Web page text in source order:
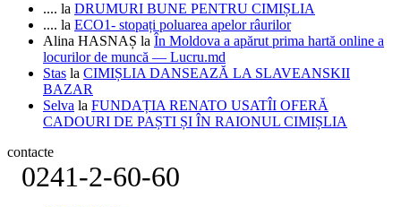
.... la DRUMURI BUNE PENTRU CIMIȘLIA
.... la ECO1- stopați poluarea apelor râurilor
Alina HASNAȘ la În Moldova a apărut prima hartă online a
locurilor de muncă — Lucru.md
Stas la CIMIȘLIA DANSEAZĂ LA SLAVEANSKII
BAZAR
Selva la FUNDAȚIA RENATO USATÎI OFERĂ
CADOURI DE PAȘTI ȘI ÎN RAIONUL CIMIȘLIA
contacte
0241-2-60-60